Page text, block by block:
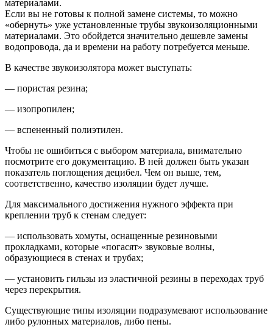
материалами.
Если вы не готовы к полной замене системы, то можно
«обернуть» уже установленные трубы звукоизоляционными
материалами. Это обойдется значительно дешевле замены
водопровода, да и времени на работу потребуется меньше.
В качестве звукоизолятора может выступать:
— пористая резина;
— изопропилен;
— вспененный полиэтилен.
Чтобы не ошибиться с выбором материала, внимательно
посмотрите его документацию. В ней должен быть указан
показатель поглощения децибел. Чем он выше, тем,
соответственно, качество изоляции будет лучше.
Для максимального достижения нужного эффекта при
креплении труб к стенам следует:
— использовать хомуты, оснащенные резиновыми
прокладками, которые «погасят» звуковые волны,
образующиеся в стенах и трубах;
— установить гильзы из эластичной резины в переходах труб
через перекрытия.
Существующие типы изоляции подразумевают использование
либо рулонных материалов, либо пены.